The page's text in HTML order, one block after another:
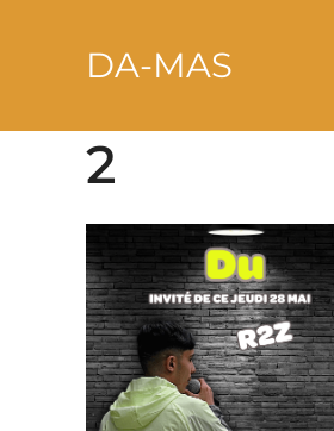
DA-MAS
2